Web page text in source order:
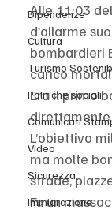
Dipendenze
Cultura
Turismo
Politiche sociali
Comunicati
Video
Sicurezza
Immigrazione
Alle 11:03
d’allarme
bombardieri
carico
Era il primo
L’obiettivo
ma molte
strade,
Fu un